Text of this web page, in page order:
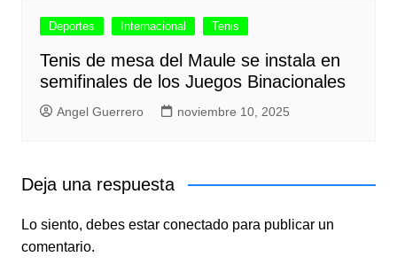
Deportes Internacional Tenis
Tenis de mesa del Maule se instala en
semifinales de los Juegos Binacionales
Angel Guerrero noviembre 10, 2025
Deja una respuesta
Lo siento, debes estar conectadopara publicar un
comentario.